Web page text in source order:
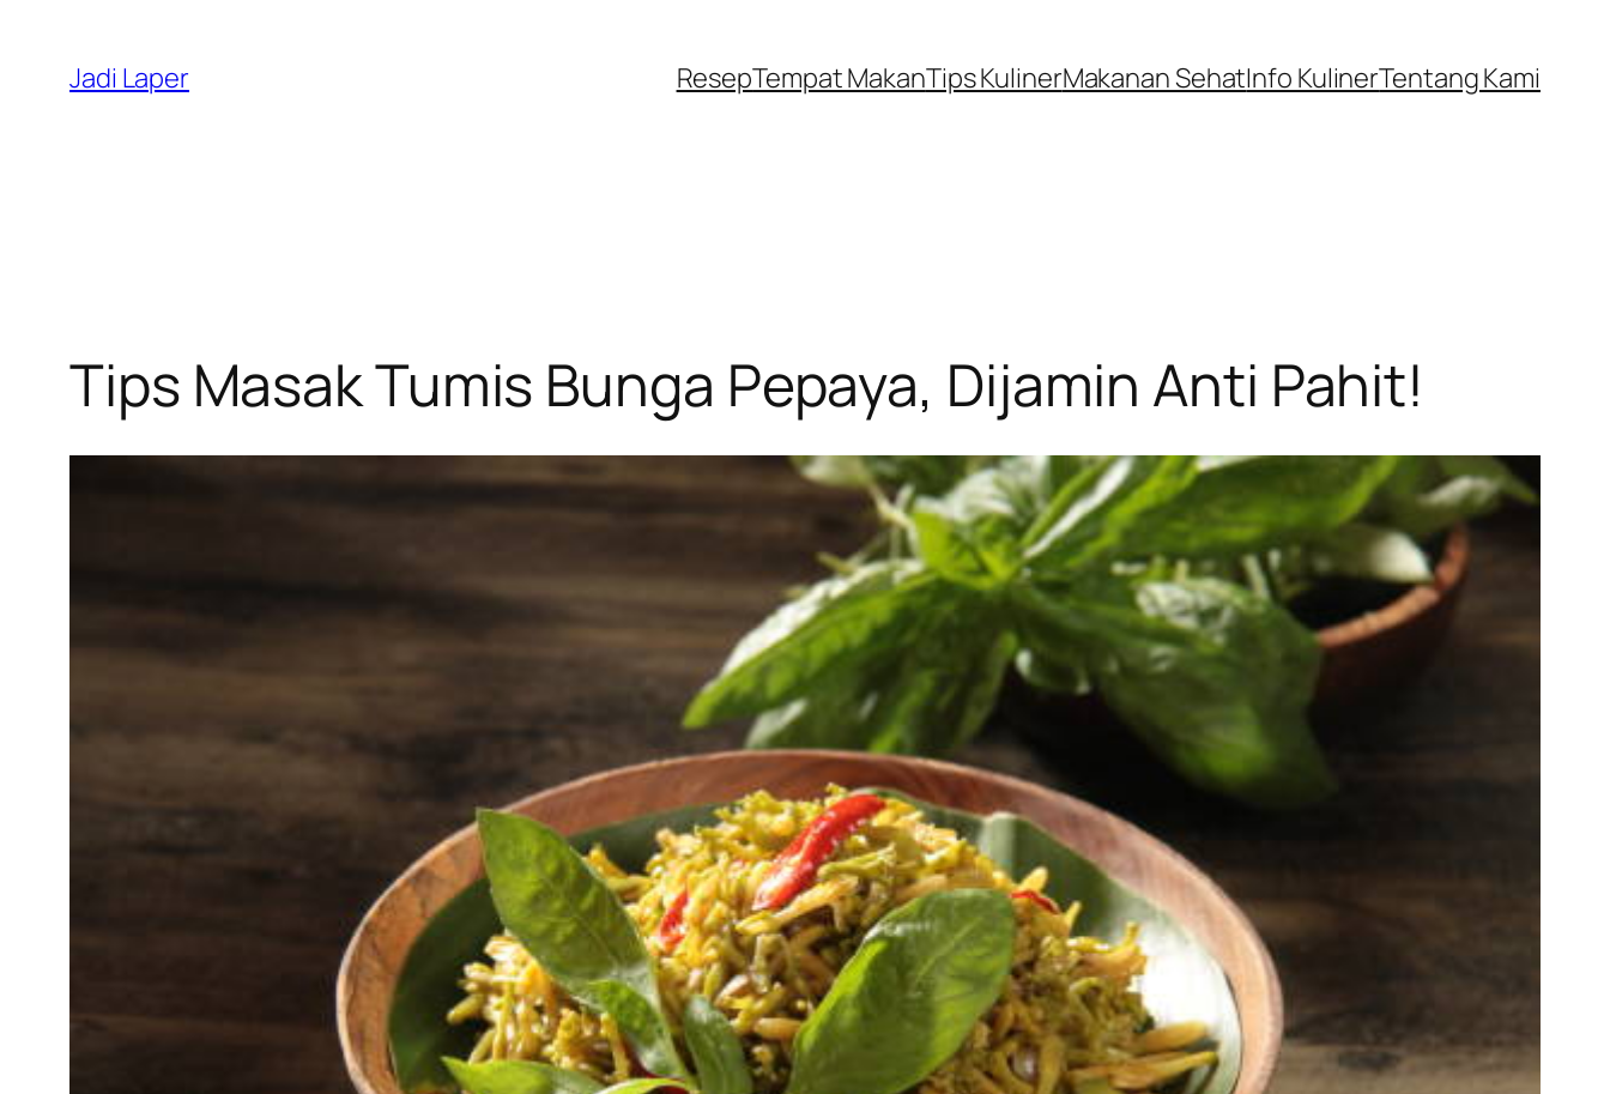
content
Jadi Laper ResepTempat MakanTips KulinerMakanan SehatInfo KulinerTentang Kami
Tips Masak Tumis Bunga Pepaya, Dijamin Anti Pahit!